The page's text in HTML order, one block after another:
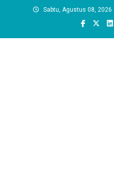
Sabtu, Agustus 08, 2026